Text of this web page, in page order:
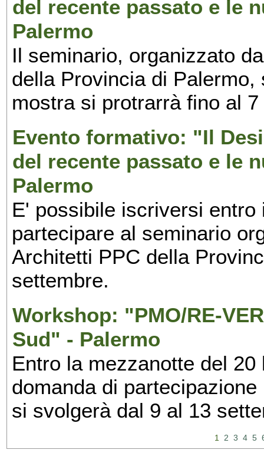
del recente passato e le
Palermo
Il seminario, organizzato
della Provincia di
mostra si protrarrà fino al
Evento formativo: "Il
del recente passato e le
Palermo
E' possibile iscriversi
partecipare al seminario
Architetti PPC della
settembre.
Workshop: "PMO/RE-
Sud" - Palermo
Entro la mezzanotte del
domanda di
si svolgerà dal 9 al 13
1 2 3 4 5